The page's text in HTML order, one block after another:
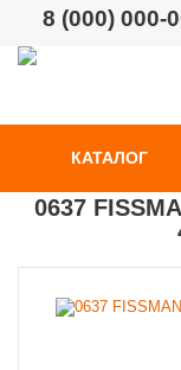
8 (000) 000-
КАТАЛОГ
0637